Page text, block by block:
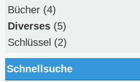
Bücher (4)
Diverses (5)
Schlüssel (2)
Schnellsuche